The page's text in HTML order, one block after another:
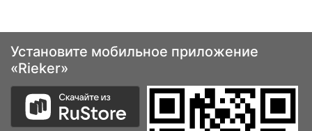
Установите мобильное приложение
«Rieker»